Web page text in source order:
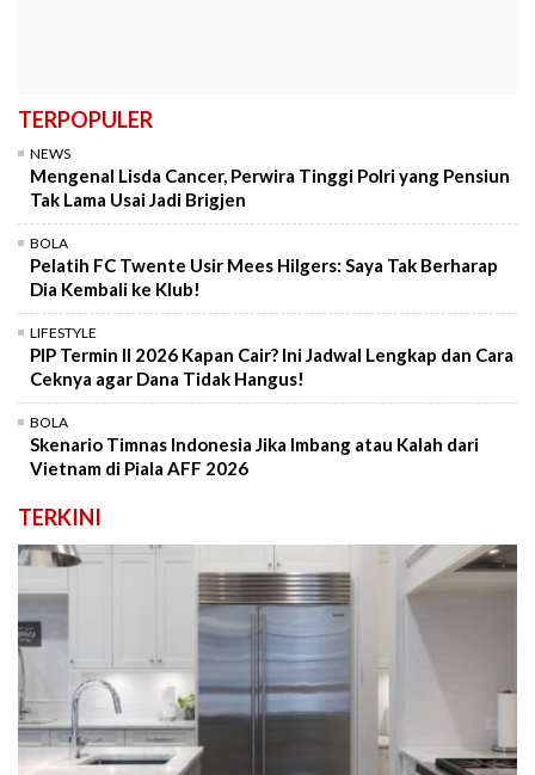
TERPOPULER
NEWS
Mengenal Lisda Cancer, Perwira Tinggi Polri yang Pensiun
Tak Lama Usai Jadi Brigjen
BOLA
Pelatih FC Twente Usir Mees Hilgers: Saya Tak Berharap
Dia Kembali ke Klub!
LIFESTYLE
PIP Termin II 2026 Kapan Cair? Ini Jadwal Lengkap dan Cara
Ceknya agar Dana Tidak Hangus!
BOLA
Skenario Timnas Indonesia Jika Imbang atau Kalah dari
Vietnam di Piala AFF 2026
TERKINI